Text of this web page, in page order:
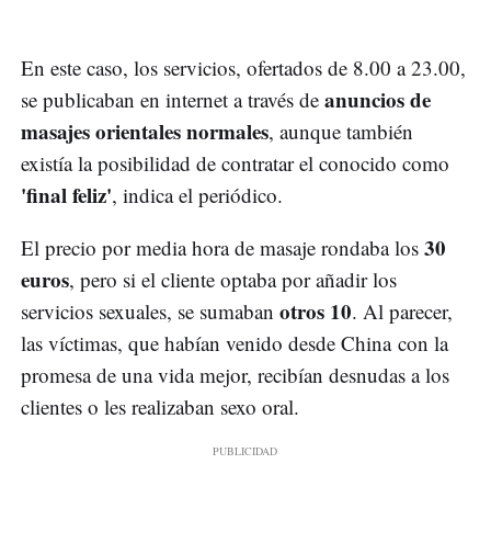
En este caso, los servicios, ofertados de 8.00 a 23.00,
se publicaban en internet a través de anuncios de
masajes orientales normales, aunque también
existía la posibilidad de contratar el conocido como
'final feliz', indica el periódico.
El precio por media hora de masaje rondaba los 30
euros, pero si el cliente optaba por añadir los
servicios sexuales, se sumaban otros 10. Al parecer,
las víctimas, que habían venido desde China con la
promesa de una vida mejor, recibían desnudas a los
clientes o les realizaban sexo oral.